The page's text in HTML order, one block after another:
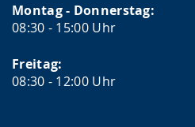
Montag - Donnerstag:
08:30 - 15:00 Uhr
Freitag:
08:30 - 12:00 Uhr